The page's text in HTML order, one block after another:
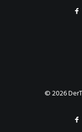
© 2026